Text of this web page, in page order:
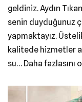
geldiniz. Aydın
senin duyduğunuz
yapmaktayız.
kalitede hizmetler
su… Daha fazlasını